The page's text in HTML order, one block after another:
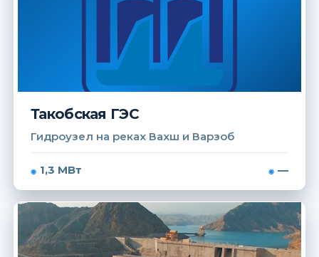
Такобская ГЭС
Гидроузел на реках Вахш и Варзоб
1,3 МВт —